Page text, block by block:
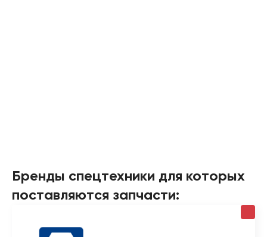
Бренды спецтехники для которых
поставляются запчасти: